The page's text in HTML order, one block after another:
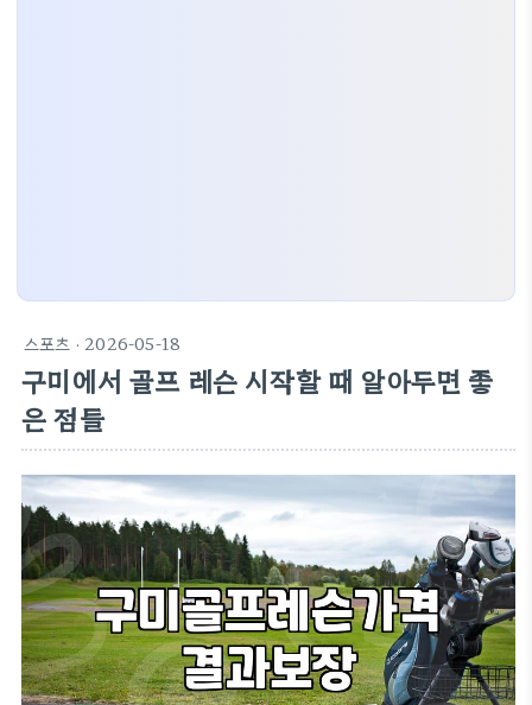
스포츠 · 2026-05-18
구미에서 골프 레슨 시작할 때 알아두면 좋
은 점들